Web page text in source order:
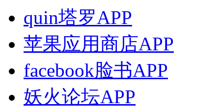
quin塔罗APP
苹果应用商店APP
facebook脸书APP
妖火论坛APP